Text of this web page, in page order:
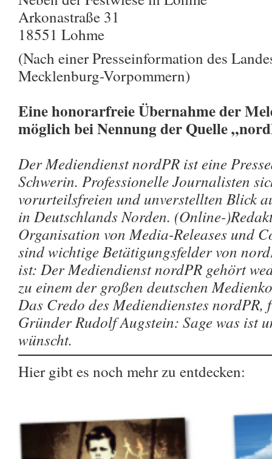
Arkonastraße 31
18551 Lohme
(Nach einer Presseinformation des
Mecklenburg-Vorpommern)
Eine honorarfreie Übernahme der
möglich bei Nennung der Quelle
Der Mediendienst nordPR ist eine
Schwerin. Professionelle Journalisten
vorurteilsfreien und unverstellten Blick
in Deutschlands Norden. (Online-
Organisation von Media-Releases und
sind wichtige Betätigungsfelder von
ist: Der Mediendienst nordPR gehört
zu einem der großen deutschen
Das Credo des Mediendienstes nordPR,
Gründer Rudolf Augstein: Sage was ist
wünscht.
Hier gibt es noch mehr zu entdecken: